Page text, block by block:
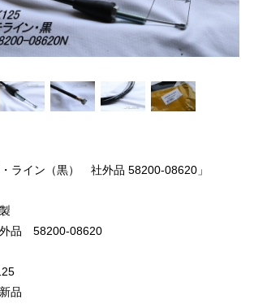
ライン（黒） 社外品 58200-08620」
外品 58200-08620
品